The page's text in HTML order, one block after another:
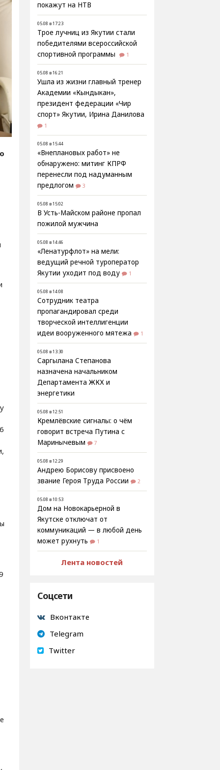
покажут на НТВ
05.08 в 17:23
Трое лучниц из Якутии стали
победителями всероссийской
спортивной программы
1
05.08 в 16:21
Ушла из жизни главный тренер
Академии «Кындыкан»,
президент федерации «Чир
спорт» Якутии, Ирина Данилова
1
05.08 в 15:44
«Внеплановых работ» не
обнаружено: митинг КПРФ
перенесли под надуманным
предлогом
3
05.08 в 15:02
В Усть-Майском районе пропал
пожилой мужчина
05.08 в 14:46
«Ленатурфлот» на мели:
ведущий речной туроператор
Якутии уходит под воду
1
05.08 в 14:08
Сотрудник театра
пропагандировал среди
творческой интеллигенции
идеи вооруженного мятежа
1
05.08 в 13:30
Саргылана Степанова
назначена начальником
Департамента ЖКХ и
энергетики
05.08 в 12:51
Кремлёвские сигналы: о чём
говорит встреча Путина с
Маринычевым
7
05.08 в 12:29
Андрею Борисову присвоено
звание Героя Труда России
2
05.08 в 10:53
Дом на Новокарьерной в
Якутске отключат от
коммуникаций — в любой день
может рухнуть
1
Лента новостей
Соцсети
Вконтакте
Telegram
Twitter